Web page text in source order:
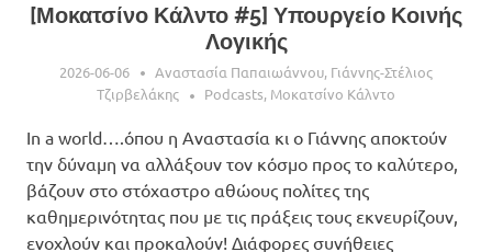
[Μοκατσίνο Κάλντο #5] Υπουργείο Κοινής
Λογικής
2026-06-06 Αναστασία Παπαιωάννου, Γιάννης-Στέλιος
Τζιρβελάκης
Podcasts, Μοκατσίνο Κάλντο
In a world….όπου η Αναστασία κι ο Γιάννης αποκτούν
την δύναμη να αλλάξουν τον κόσμο προς το καλύτερο,
βάζουν στο στόχαστρο αθώους πολίτες της
καθημερινότητας που με τις πράξεις τους εκνευρίζουν,
ενοχλούν και προκαλούν! Διάφορες συνήθειες